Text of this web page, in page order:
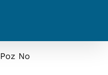
Poz No